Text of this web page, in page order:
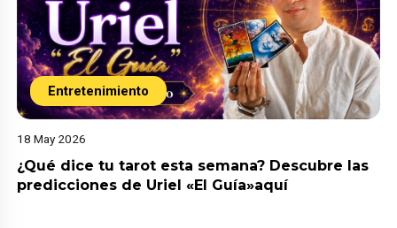
Entretenimiento
18 May 2026
¿Qué dice tu tarot esta semana? Descubre las
predicciones de Uriel «El Guía»aquí